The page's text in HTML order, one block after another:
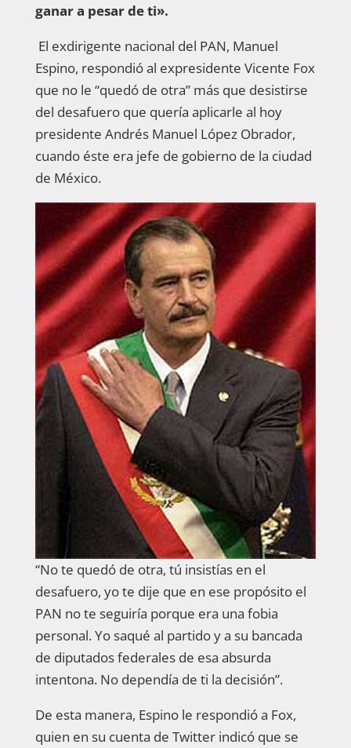
ganar a pesar de ti».
El exdirigente nacional del PAN, Manuel
Espino, respondió al expresidente Vicente Fox
que no le “quedó de otra” más que desistirse
del desafuero que quería aplicarle al hoy
presidente Andrés Manuel López Obrador,
cuando éste era jefe de gobierno de la ciudad
de México.
“No te quedó de otra, tú insistías en el
desafuero, yo te dije que en ese propósito el
PAN no te seguiría porque era una fobia
personal. Yo saqué al partido y a su bancada
de diputados federales de esa absurda
intentona. No dependía de ti la decisión”.
De esta manera, Espino le respondió a Fox,
quien en su cuenta de Twitter indicó que se